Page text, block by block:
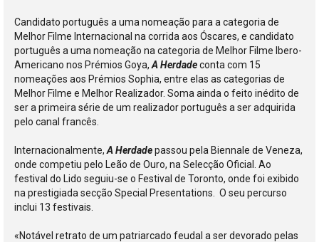
Candidato português a uma nomeação para a categoria de
Melhor Filme Internacional na corrida aos Óscares, e candidato
português a uma nomeação na categoria de Melhor Filme Ibero-
Americano nos Prémios Goya, A Herdadeconta com 15
nomeações aos Prémios Sophia, entre elas as categorias de
Melhor Filme e Melhor Realizador. Soma ainda o feito inédito de
ser a primeira série de um realizador português a ser adquirida
pelo canal francês.
Internacionalmente, A Herdadepassou pela Biennale de Veneza,
onde competiu pelo Leão de Ouro, na Selecção Oficial. Ao
festival do Lido seguiu-se o Festival de Toronto, onde foi exibido
na prestigiada secção Special Presentations. O seu percurso
inclui 13 festivais.
«Notável retrato de um patriarcado feudal a ser devorado pelas